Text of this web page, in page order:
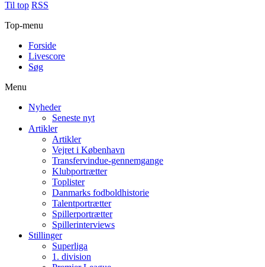
Til top RSS
Top-menu
Forside
Livescore
Søg
Menu
Nyheder
Seneste nyt
Artikler
Artikler
Vejret i København
Transfervindue-gennemgange
Klubportrætter
Toplister
Danmarks fodboldhistorie
Talentportrætter
Spillerportrætter
Spillerinterviews
Stillinger
Superliga
1. division